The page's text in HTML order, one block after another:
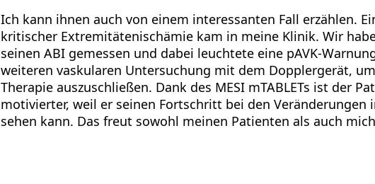
Ich kann ihnen auch von einem interessanten Fall erzählen.
kritischer Extremitätenischämie kam in meine Klinik. Wir
seinen ABI gemessen und dabei leuchtete eine pAVK-
weiteren vaskularen Untersuchung mit dem Dopplergerät,
Therapie auszuschließen. Dank des MESI mTABLETs ist der
motivierter, weil er seinen Fortschritt bei den Veränderungen
sehen kann. Das freut sowohl meinen Patienten als auch